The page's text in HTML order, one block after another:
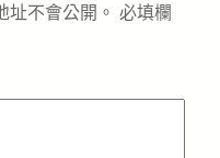
址不會公開。 必填欄